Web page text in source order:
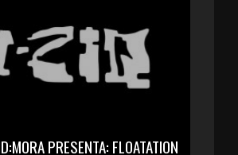
PRESENTA: FLOATATION